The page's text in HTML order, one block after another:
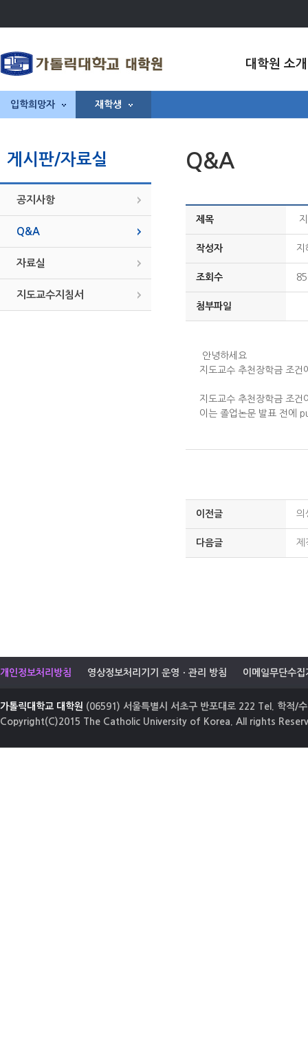
대학원 소개
입학희망자 재학생
게시판/자료실
공지사항
Q&A
자료실
지도교수지침서
Q&A
제목
작성자 지
조회수
첨부파일
안녕하세요
지도교수 추천장학금 조건
지도교수 추천장학금 조건
이는 졸업논문 발표 전에
이전글 의
다음글 제
개인정보처리방침 영상정보처리기기 운영ㆍ관리 방침 이메일무단수집
가톨릭대학교 대학원 (06591) 서울특별시 서초구 반포대로 222 Tel. 학적/
Copyright(C)2015 The Catholic University of Korea. All rights